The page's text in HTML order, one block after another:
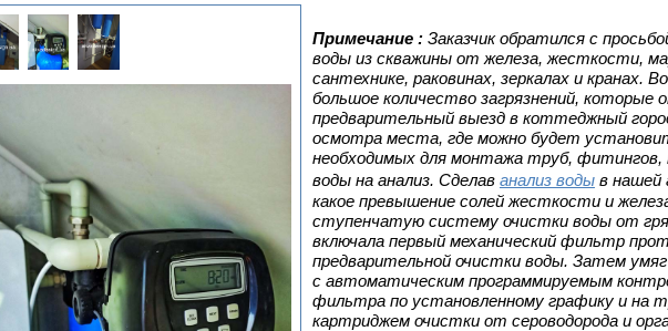
Примечание : Заказчик обратился с
воды из скважины от железа, жесткости,
сантехнике, раковинах, зеркалах и
большое количество загрязнений, которые
предварительный выезд в коттеджный
осмотра места, где можно будет
необходимых для монтажа труб,
воды на анализ. Сделав анализ водыв нашей
какое превышение солей жесткости и
ступенчатую систему очистки воды от
включала первый механический фильтр
предварительной очистки воды. Затем
с автоматическим программируемым
фильтра по установленному графику и на
картриджем очистки от сероводорода и